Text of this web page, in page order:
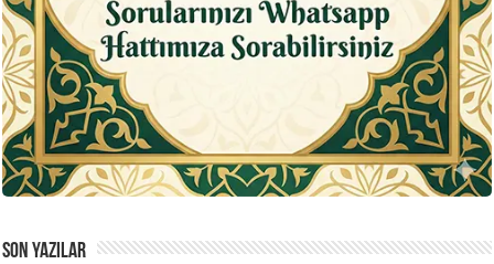
SON YAZILAR